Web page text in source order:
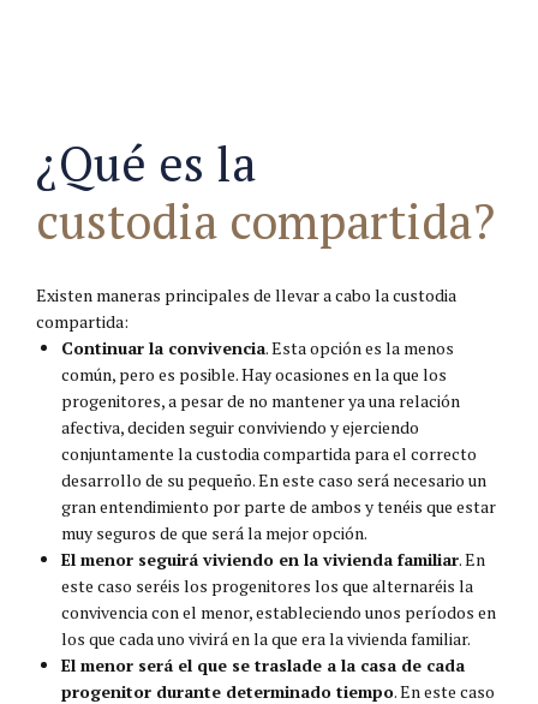
¿Qué es la
custodia compartida?
Existen maneras principales de llevar a cabo la custodia
compartida:
Continuar la convivencia. Esta opción es la menos
común, pero es posible. Hay ocasiones en la que los
progenitores, a pesar de no mantener ya una relación
afectiva, deciden seguir conviviendo y ejerciendo
conjuntamente la custodia compartida para el correcto
desarrollo de su pequeño. En este caso será necesario un
gran entendimiento por parte de ambos y tenéis que estar
muy seguros de que será la mejor opción.
El menor seguirá viviendo en la vivienda familiar. En
este caso seréis los progenitores los que alternaréis la
convivencia con el menor, estableciendo unos períodos en
los que cada uno vivirá en la que era la vivienda familiar.
El menor será el que se traslade a la casa de cada
progenitor durante determinado tiempo. En este caso